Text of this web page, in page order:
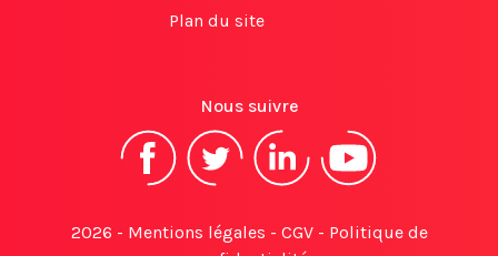
Plan du site
Nous suivre
2026 - Mentions légales - CGV- Politique de